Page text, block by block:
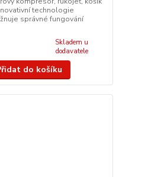
technologie
správné fungování
Skladem u
dodavatele
do košíku